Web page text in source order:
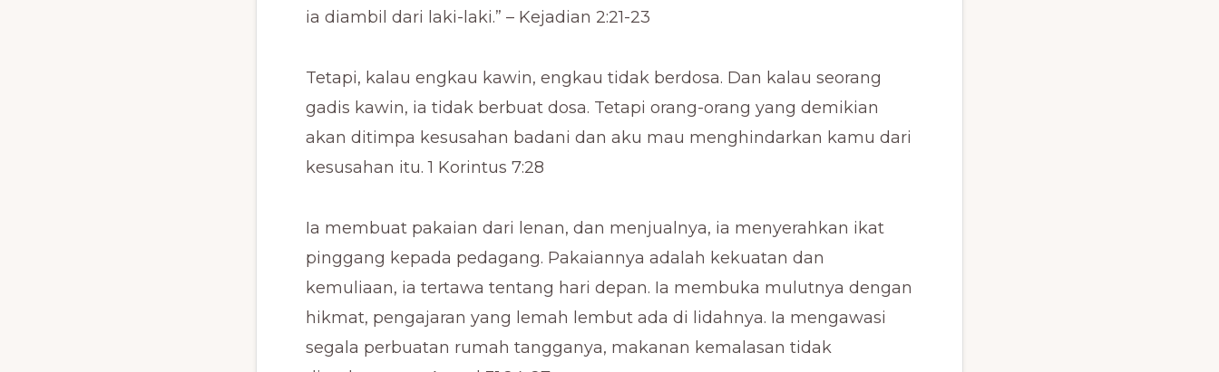
ia diambil dari laki-laki.” – Kejadian 2:21-23
Tetapi, kalau engkau kawin, engkau tidak berdosa. Dan kalau seorang
gadis kawin, ia tidak berbuat dosa. Tetapi orang-orang yang demikian
akan ditimpa kesusahan badani dan aku mau menghindarkan kamu dari
kesusahan itu. 1 Korintus 7:28
Ia membuat pakaian dari lenan, dan menjualnya, ia menyerahkan ikat
pinggang kepada pedagang. Pakaiannya adalah kekuatan dan
kemuliaan, ia tertawa tentang hari depan. Ia membuka mulutnya dengan
hikmat, pengajaran yang lemah lembut ada di lidahnya. Ia mengawasi
segala perbuatan rumah tangganya, makanan kemalasan tidak